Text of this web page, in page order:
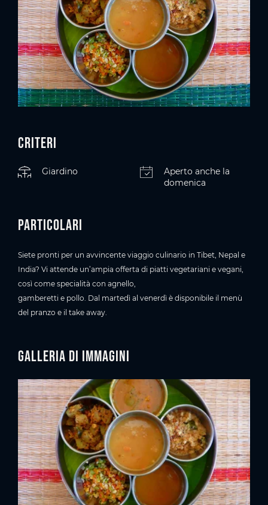
Criteri
Giardino
Aperto anche la
domenica
Particolari
Siete pronti per un avvincente viaggio culinario in Tibet, Nepal e
India? Vi attende un’ampia offerta di piatti vegetariani e vegani,
così come specialità con agnello,
gamberetti e pollo. Dal martedì al venerdì è disponibile il menù
del pranzo e il take away.
Galleria di immagini